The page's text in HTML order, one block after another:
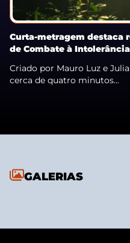
Curta-metragem destaca
de Combate à
Criado por Mauro Luz e
cerca de quatro minutos...
GALERIAS